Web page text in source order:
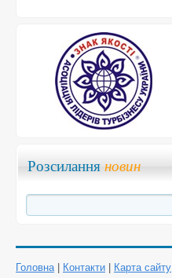
Розсилання новин
Головна| Контакти Карта сайту